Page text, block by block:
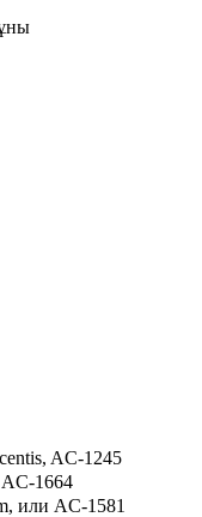
AC-1245
1664
или AC-1581